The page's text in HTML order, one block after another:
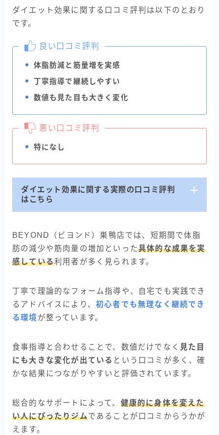
ダイエット効果に関する口コミ評判は以下のとおり
です。
良い口コミ評判
体脂肪減と筋量増を実感
丁寧指導で継続しやすい
数値も見た目も大きく変化
悪い口コミ評判
特になし
ダイエット効果に関する実際の口コミ評判
はこちら
BEYOND（ビヨンド）巣鴨店では、短期間で体脂
肪の減少や筋肉量の増加といった具体的な成果を実
感している利用者が多く見られます。
丁寧で理論的なフォーム指導や、自宅でも実践でき
るアドバイスにより、 初心者でも無理なく継続でき
る環境 が整っています。
食事指導と合わせることで、数値だけでなく 見た目
にも大きな変化が出ている という口コミが多く、確
かな結果につながりやすいと評価されています。
総合的なサポートによって、 健康的に身体を変えた
い人にぴったりジムであることが口コミからうかが
えます。